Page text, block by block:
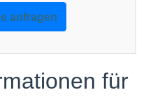
anfragen
für